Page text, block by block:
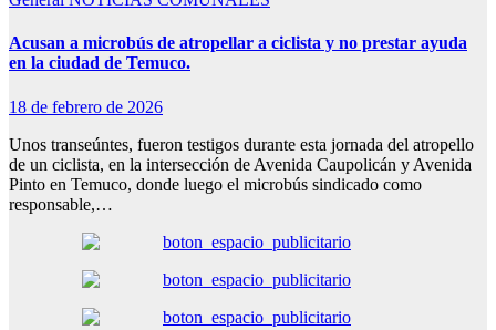
Acusan a microbús de atropellar a ciclista y no prestar ayuda
en la ciudad de Temuco.
18 de febrero de 2026
Unos transeúntes, fueron testigos durante esta jornada del atropello
de un ciclista, en la intersección de Avenida Caupolicán y Avenida
Pinto en Temuco, donde luego el microbús sindicado como
responsable,…